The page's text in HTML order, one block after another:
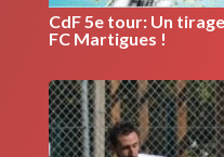
CdF 5e tour: Un
FC Martigues !